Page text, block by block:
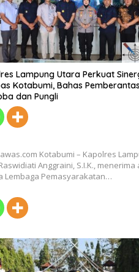
Lampung Utara Perkuat
Kotabumi, Bahas
dan Pungli
Kotabumi – Kapolres
Anggraini, S.I.K.,
Lembaga Pemasyarakatan…